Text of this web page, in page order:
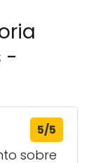
-
5/5
sobre